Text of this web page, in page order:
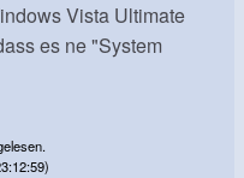
Vista Ultimate
es ne "System